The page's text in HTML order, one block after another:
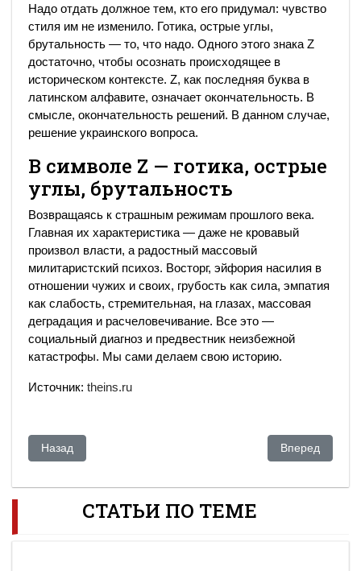
Надо отдать должное тем, кто его придумал: чувство
стиля им не изменило. Готика, острые углы,
брутальность — то, что надо. Одного этого знака Z
достаточно, чтобы осознать происходящее в
историческом контексте. Z, как последняя буква в
латинском алфавите, означает окончательность. В
смысле, окончательность решений. В данном случае,
решение украинского вопроса.
В символе Z — готика, острые
углы, брутальность
Возвращаясь к страшным режимам прошлого века.
Главная их характеристика — даже не кровавый
произвол власти, а радостный массовый
милитаристский психоз. Восторг, эйфория насилия в
отношении чужих и своих, грубость как сила, эмпатия
как слабость, стремительная, на глазах, массовая
деградация и расчеловечивание. Все это —
социальный диагноз и предвестник неизбежной
катастрофы. Мы сами делаем свою историю.
Источник: theins.ru
Предыдущий: Энн Эпплбаум: украинцы показали, что
Назад Следующий:
Вперед
СТАТЬИ ПО ТЕМЕ